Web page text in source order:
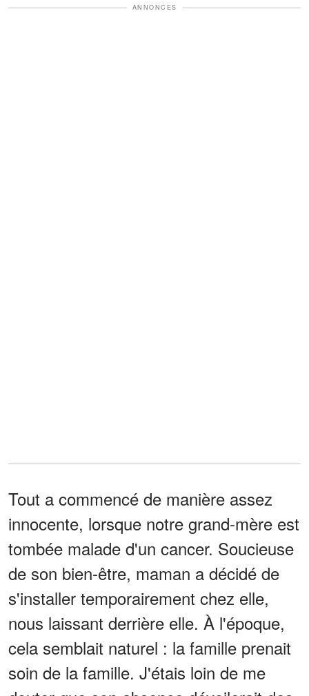
ANNONCES
Tout a commencé de manière assez
innocente, lorsque notre grand-mère est
tombée malade d'un cancer. Soucieuse
de son bien-être, maman a décidé de
s'installer temporairement chez elle,
nous laissant derrière elle. À l'époque,
cela semblait naturel : la famille prenait
soin de la famille. J'étais loin de me